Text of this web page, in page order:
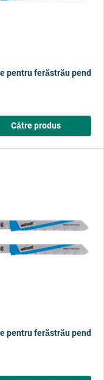
în U, tablă din oţel,
pentru ferăstrău
Către produs
în U; durabile; oţel
pentru ferăstrău